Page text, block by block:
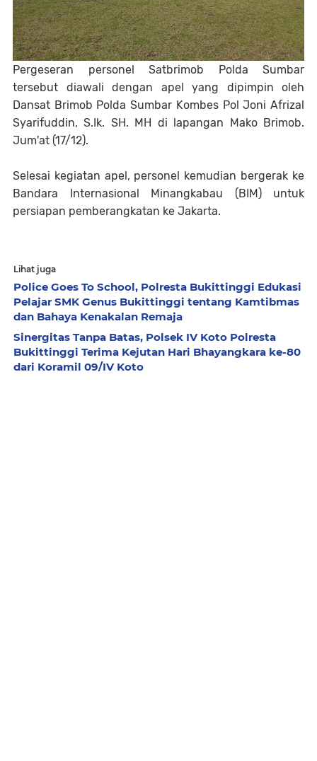
Pergeseran personel Satbrimob Polda Sumbar
tersebut diawali dengan apel yang dipimpin oleh
Dansat Brimob Polda Sumbar Kombes Pol Joni Afrizal
Syarifuddin, S.Ik. SH. MH di lapangan Mako Brimob.
Jum'at (17/12).
Selesai kegiatan apel, personel kemudian bergerak ke
Bandara Internasional Minangkabau (BIM) untuk
persiapan pemberangkatan ke Jakarta.
Lihat juga
Police Goes To School, Polresta Bukittinggi Edukasi
Pelajar SMK Genus Bukittinggi tentang Kamtibmas
dan Bahaya Kenakalan Remaja
Sinergitas Tanpa Batas, Polsek IV Koto Polresta
Bukittinggi Terima Kejutan Hari Bhayangkara ke-80
dari Koramil 09/IV Koto